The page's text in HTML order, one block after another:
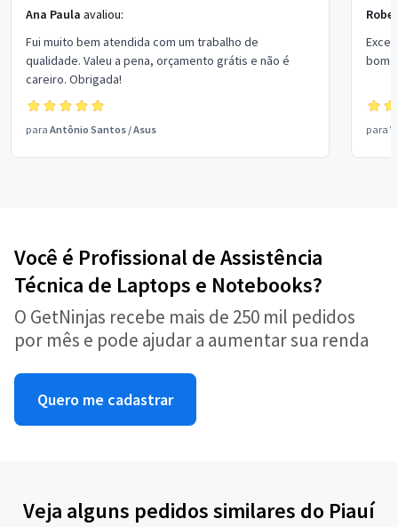
Ana Paula avaliou:
Fui muito bem atendida com um trabalho de
qualidade. Valeu a pena, orçamento grátis e não é
careiro. Obrigada!
para Antônio Santos /Asus
bom
para
Você é Profissional de Assistência
Técnica de Laptops e Notebooks?
O GetNinjas recebe mais de 250 mil pedidos
por mês e pode ajudar a aumentar sua renda
Quero me cadastrar
Veja alguns pedidos similares do Piauí